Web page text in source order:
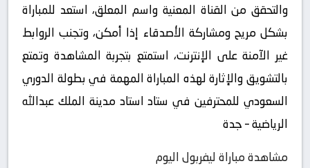
والتحقق من القناة المعنية واسم المعلق، استعد للمباراة
بشكل مريح ومشاركة الأصدقاء إذا أمكن، وتجنب الروابط
غير الآمنة على الإنترنت، استمتع بتجربة المشاهدة وتمتع
بالتشويق والإثارة لهذه المباراة المهمة في بطولة الدوري
السعودي للمحترفين في ستاد استاد مدينة الملك عبدالله
الرياضية – جدة
مشاهدة مباراة ليفربول اليوم